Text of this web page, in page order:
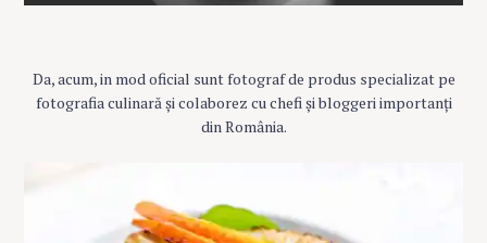
Da, acum, in mod oficial sunt fotograf de produs specializat pe
fotografia culinară și colaborez cu chefi și bloggeri importanți
din România.